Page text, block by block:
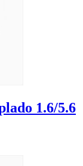
1.6/5.6